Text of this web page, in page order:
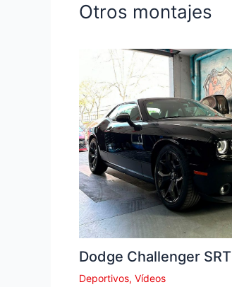
Otros montajes
Dodge Challenger SRT
Deportivos, Vídeos